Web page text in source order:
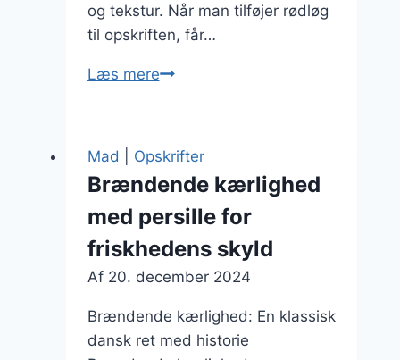
og tekstur. Når man tilføjer rødløg
til opskriften, får…
Læs mereBrændende
sødme
og
dybde
Mad Opskrifter
Brændende kærlighed
med persille for
friskhedens skyld
Af 20. december 2024
Brændende kærlighed: En klassisk
dansk ret med historie